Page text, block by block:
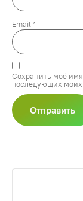
Email *
Сохранить моё
последующих